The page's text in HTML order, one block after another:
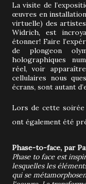
La visite de
œuvres en
virtuelle) des
Widrich, est
étonner! Faire
de plongeon
holographiques
réel, voir
cellulaires nous
écrans, sont autant
Lors de cette
ont également été
Phase-to-face, par
Phase to face est
lesquelles les
qui se